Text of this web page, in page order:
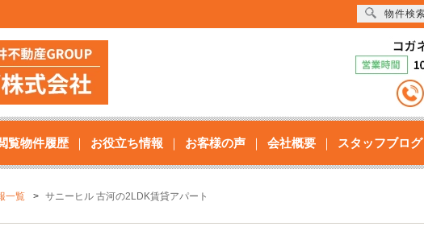
覧物件履歴 お役立ち情報 お客様の声 会社概要 スタッフブログ
一覧 サニーヒル 古河の2LDK賃貸アパート
物件検